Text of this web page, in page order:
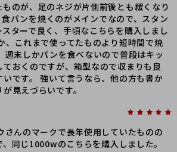
のが、足のネジが片側前後とも緩くなり
パンを焼くのがメインでなので、スタン
ターで良く、手頃なこちらを購入しまし
、これまで使ってたものより短時間で焼
週末しかパンを食べないので普段はキッ
おくのですが、箱型なので収まりも良
いです。 強いて言うなら、他の方も書か
見えづらいです。
さんのマークで長年使用していたものの
同じ1000wのこちらを購入しました。